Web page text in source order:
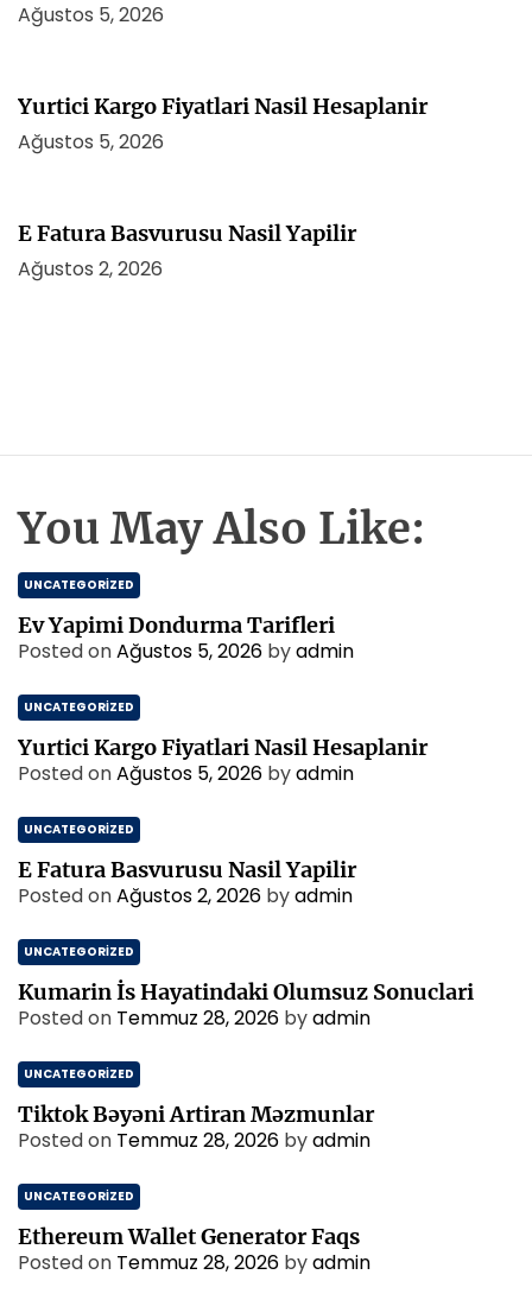
Ağustos 5, 2026
Yurtici Kargo Fiyatlari Nasil Hesaplanir
Ağustos 5, 2026
E Fatura Basvurusu Nasil Yapilir
Ağustos 2, 2026
You May Also Like:
UNCATEGORIZED
Ev Yapimi Dondurma Tarifleri
Posted onAğustos 5, 2026 byadmin
UNCATEGORIZED
Yurtici Kargo Fiyatlari Nasil Hesaplanir
Posted onAğustos 5, 2026 byadmin
UNCATEGORIZED
E Fatura Basvurusu Nasil Yapilir
Posted onAğustos 2, 2026 byadmin
UNCATEGORIZED
Kumarin İs Hayatindaki Olumsuz Sonuclari
Posted on Temmuz 28, 2026 byadmin
UNCATEGORIZED
Tiktok Bəyəni Artiran Məzmunlar
Posted on Temmuz 28, 2026 byadmin
UNCATEGORIZED
Ethereum Wallet Generator Faqs
Posted on Temmuz 28, 2026 byadmin